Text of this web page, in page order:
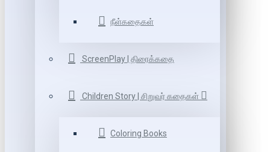
நீள்கதைகள்
ScreenPlay | திரைக்கதை
Children Story | சிறுவர் கதைகள்
Coloring Books